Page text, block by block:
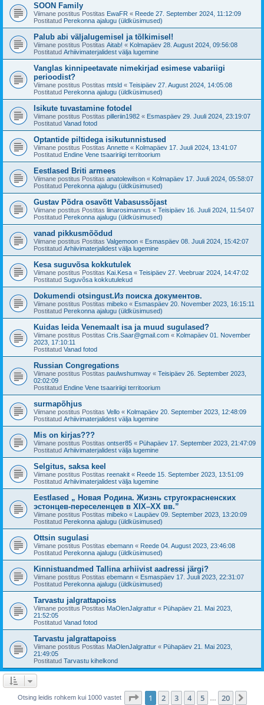
SOON Family
Viimane postitus Postitas EwaFR « Reede 27. September 2024, 11:12:09
Postitatud Perekonna ajalugu (üldküsimused)
Palub abi väljalugemisel ja tõlkimisel!
Viimane postitus Postitas Aitab! « Kolmapäev 28. August 2024, 09:56:08
Postitatud Arhiivimaterjalidest välja lugemine
Vanglas kinnipeetavate nimekirjad esimese vabariigi
perioodist?
Viimane postitus Postitas mtsld « Teisipäev 27. August 2024, 14:05:08
Postitatud Perekonna ajalugu (üldküsimused)
Isikute tuvastamine fotodel
Viimane postitus Postitas pilleriin1982 « Esmaspäev 29. Juuli 2024, 23:19:07
Postitatud Vanad fotod
Optantide piltidega isikutunnistused
Viimane postitus Postitas Annette « Kolmapäev 17. Juuli 2024, 13:41:07
Postitatud Endine Vene tsaaririigi territoorium
Eestlased Briti armees
Viimane postitus Postitas anatolewilson « Kolmapäev 17. Juuli 2024, 05:58:07
Postitatud Perekonna ajalugu (üldküsimused)
Gustav Põdra osavõtt Vabasussõjast
Viimane postitus Postitas liinarosimannus « Teisipäev 16. Juuli 2024, 11:54:07
Postitatud Perekonna ajalugu (üldküsimused)
vanad pikkusmõõdud
Viimane postitus Postitas Valgemoon « Esmaspäev 08. Juuli 2024, 15:42:07
Postitatud Arhiivimaterjalidest välja lugemine
Kesa suguvõsa kokkutulek
Viimane postitus Postitas Kai.Kesa « Teisipäev 27. Veebruar 2024, 14:47:02
Postitatud Suguvõsa kokkutulekud
Dokumendi otsingust.Из поиска документов.
Viimane postitus Postitas mibeko « Esmaspäev 20. November 2023, 16:15:11
Postitatud Perekonna ajalugu (üldküsimused)
Kuidas leida Venemaalt isa ja muud sugulased?
Viimane postitus Postitas Cris.Saar@gmail.com « Kolmapäev 01. November
2023, 17:10:11
Postitatud Vanad fotod
Russian Congregations
Viimane postitus Postitas paulwshumway « Teisipäev 26. September 2023,
02:02:09
Postitatud Endine Vene tsaaririigi territoorium
surmapõhjus
Viimane postitus Postitas Vello « Kolmapäev 20. September 2023, 12:48:09
Postitatud Arhiivimaterjalidest välja lugemine
Mis on kirjas???
Viimane postitus Postitas ontser85 « Pühapäev 17. September 2023, 21:47:09
Postitatud Arhiivimaterjalidest välja lugemine
Selgitus, saksa keel
Viimane postitus Postitas reenakit « Reede 15. September 2023, 13:51:09
Postitatud Arhiivimaterjalidest välja lugemine
Eestlased „ Новая Родина. Жизнь стругокрасненских
эстонцев-переселенцев в XIX–XX вв.”
Viimane postitus Postitas mibeko « Laupäev 09. September 2023, 13:20:09
Postitatud Perekonna ajalugu (üldküsimused)
Ottsin sugulasi
Viimane postitus Postitas ebemann « Reede 04. August 2023, 23:46:08
Postitatud Perekonna ajalugu (üldküsimused)
Kinnistuandmed Tallina arhiivist aadressi järgi?
Viimane postitus Postitas ebemann « Esmaspäev 17. Juuli 2023, 22:31:07
Postitatud Perekonna ajalugu (üldküsimused)
Tarvastu jalgrattapoiss
Viimane postitus Postitas MaOlenJalgrattur « Pühapäev 21. Mai 2023,
21:52:05
Postitatud Vanad fotod
Tarvastu jalgrattapoiss
Viimane postitus Postitas MaOlenJalgrattur « Pühapäev 21. Mai 2023,
21:49:05
Postitatud Tarvastu kihelkond
Otsing leidis rohkem kui 1000 vastet 1 . leht20 -st
1 2 3 4 5 20